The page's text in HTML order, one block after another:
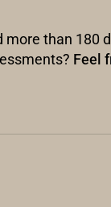
than 180
Feel